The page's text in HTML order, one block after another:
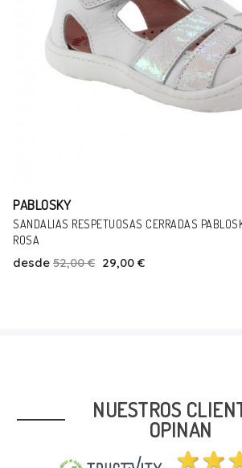
PABLOSKY
SANDALIAS PABLOSKY 071022 AZUL
desde
NUESTROS
OPINAN